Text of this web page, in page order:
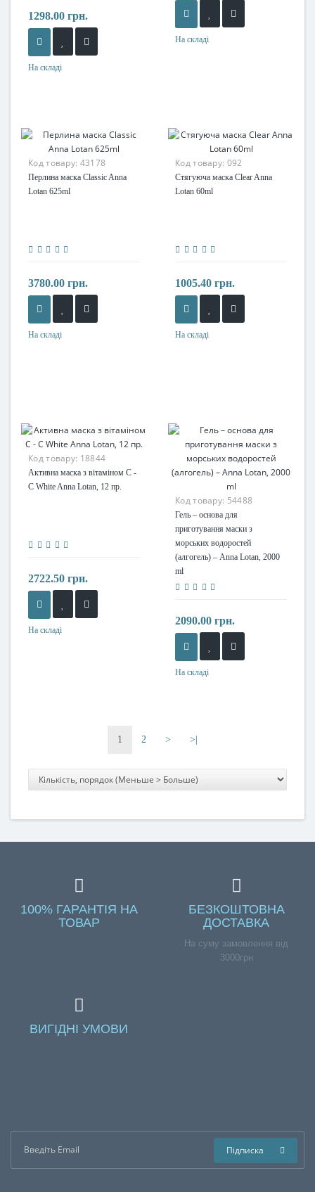
1298.00 грн.
На складі
На складі
Код товару: 43178
Перлина маска Classic Anna
Lotan 625ml
3780.00 грн.
На складі
Код товару: 092
Стягуюча маска Clear Anna
Lotan 60ml
1005.40 грн.
На складі
Код товару: 18844
Активна маска з вітаміном С -
C White Anna Lotan, 12 пр.
2722.50 грн.
На складі
Код товару: 54488
Гель – основа для
приготування маски з
морських водоростей
(алгогель) – Anna Lotan, 2000
ml
2090.00 грн.
На складі
1 2 > >|
100% ГАРАНТІЯ НА
ТОВАР
БЕЗКОШТОВНА
ДОСТАВКА
На суму замовлення від
3000грн
ВИГІДНІ УМОВИ
Підписка